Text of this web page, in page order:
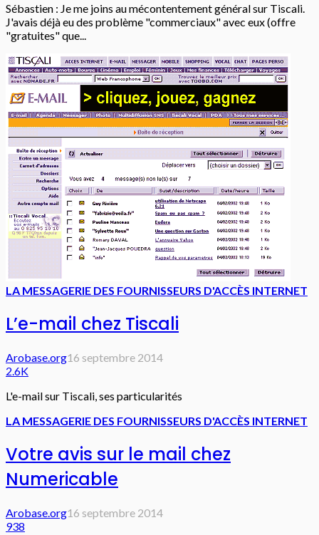
Sébastien : Je me joins au mécontentement général sur Tiscali.
J'avais déjà eu des problème "commerciaux" avec eux (offre
"gratuites" que...
LA MESSAGERIE DES FOURNISSEURS D'ACCÈS INTERNET
L’e-mail chez Tiscali
Arobase.org16 septembre 2014
2.6K
L'e-mail sur Tiscali, ses particularités
LA MESSAGERIE DES FOURNISSEURS D'ACCÈS INTERNET
Votre avis sur le mail chez
Numericable
Arobase.org16 septembre 2014
938